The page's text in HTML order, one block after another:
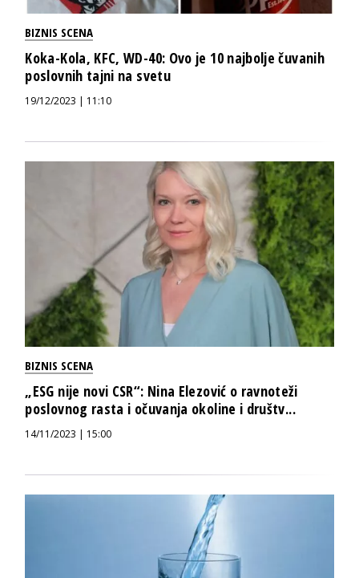
BIZNIS SCENA
Koka-Kola, KFC, WD-40: Ovo je 10 najbolje čuvanih
poslovnih tajni na svetu
19/12/2023 | 11:10
BIZNIS SCENA
„ESG nije novi CSR“: Nina Elezović o ravnoteži
poslovnog rasta i očuvanja okoline i društv...
14/11/2023 | 15:00